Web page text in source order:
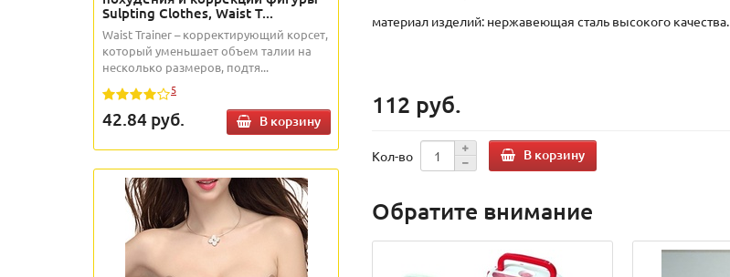
Sulpting Clothes, Waist T...
Waist Trainer – корректирующий корсет,
который уменьшает объем талии на
несколько размеров, подтя...
5
42.84 руб. В корзину
материал изделий: нержавеющая сталь высокого качества.
112 руб.
Кол-во В корзину
Обратите внимание